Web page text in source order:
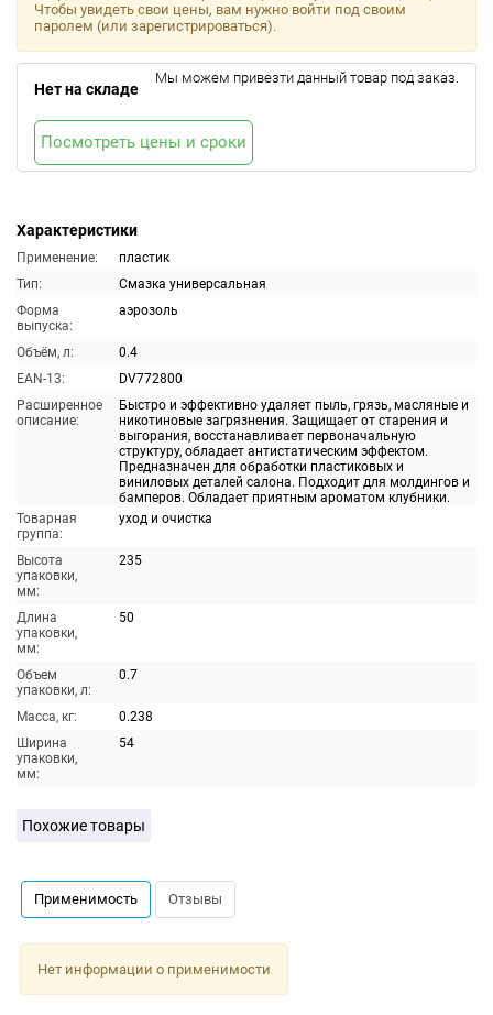
Характеристики
Применение:
пластик
Тип:
Смазка универсальная
Форма
выпуска:
аэрозоль
Объём, л:
0.4
EAN-13:
DV772800
Расширенное
описание:
Быстро и эффективно удаляет пыль, грязь, масляные и
никотиновые загрязнения. Защищает от старения и
выгорания, восстанавливает первоначальную
структуру, обладает антистатическим эффектом.
Предназначен для обработки пластиковых и
виниловых деталей салона. Подходит для молдингов и
бамперов. Обладает приятным ароматом клубники.
Товарная
группа:
уход и очистка
Высота
упаковки,
мм:
235
Длина
упаковки,
мм:
50
Объем
упаковки, л:
0.7
Масса, кг:
0.238
Ширина
упаковки,
мм:
54
Чтобы увидеть свои цены, вам нужно войти под своим
паролем (или зарегистрироваться).
Нет на складе
Мы можем привезти данный товар под заказ.
Посмотреть цены и сроки
Похожие товары
Применимость Отзывы
Нет информации о применимости